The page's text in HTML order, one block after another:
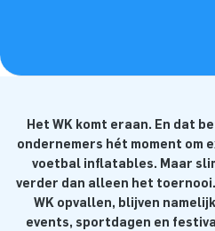
Het WK komt eraan. En dat
ondernemers hét moment om
voetbal inflatables. Maar
verder dan alleen het
WK opvallen, blijven
events, sportdagen en